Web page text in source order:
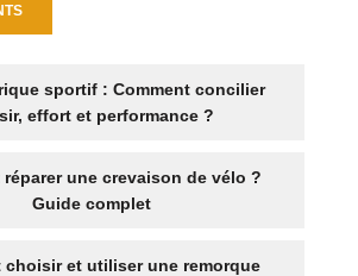
sportif : Comment concilier
effort et performance ?
réparer une crevaison de vélo ?
Guide complet
choisir et utiliser une remorque